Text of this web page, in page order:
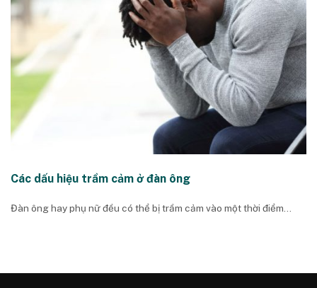
Các dấu hiệu trầm cảm ở đàn ông
Đàn ông hay phụ nữ đều có thể bị trầm cảm vào một thời điểm...